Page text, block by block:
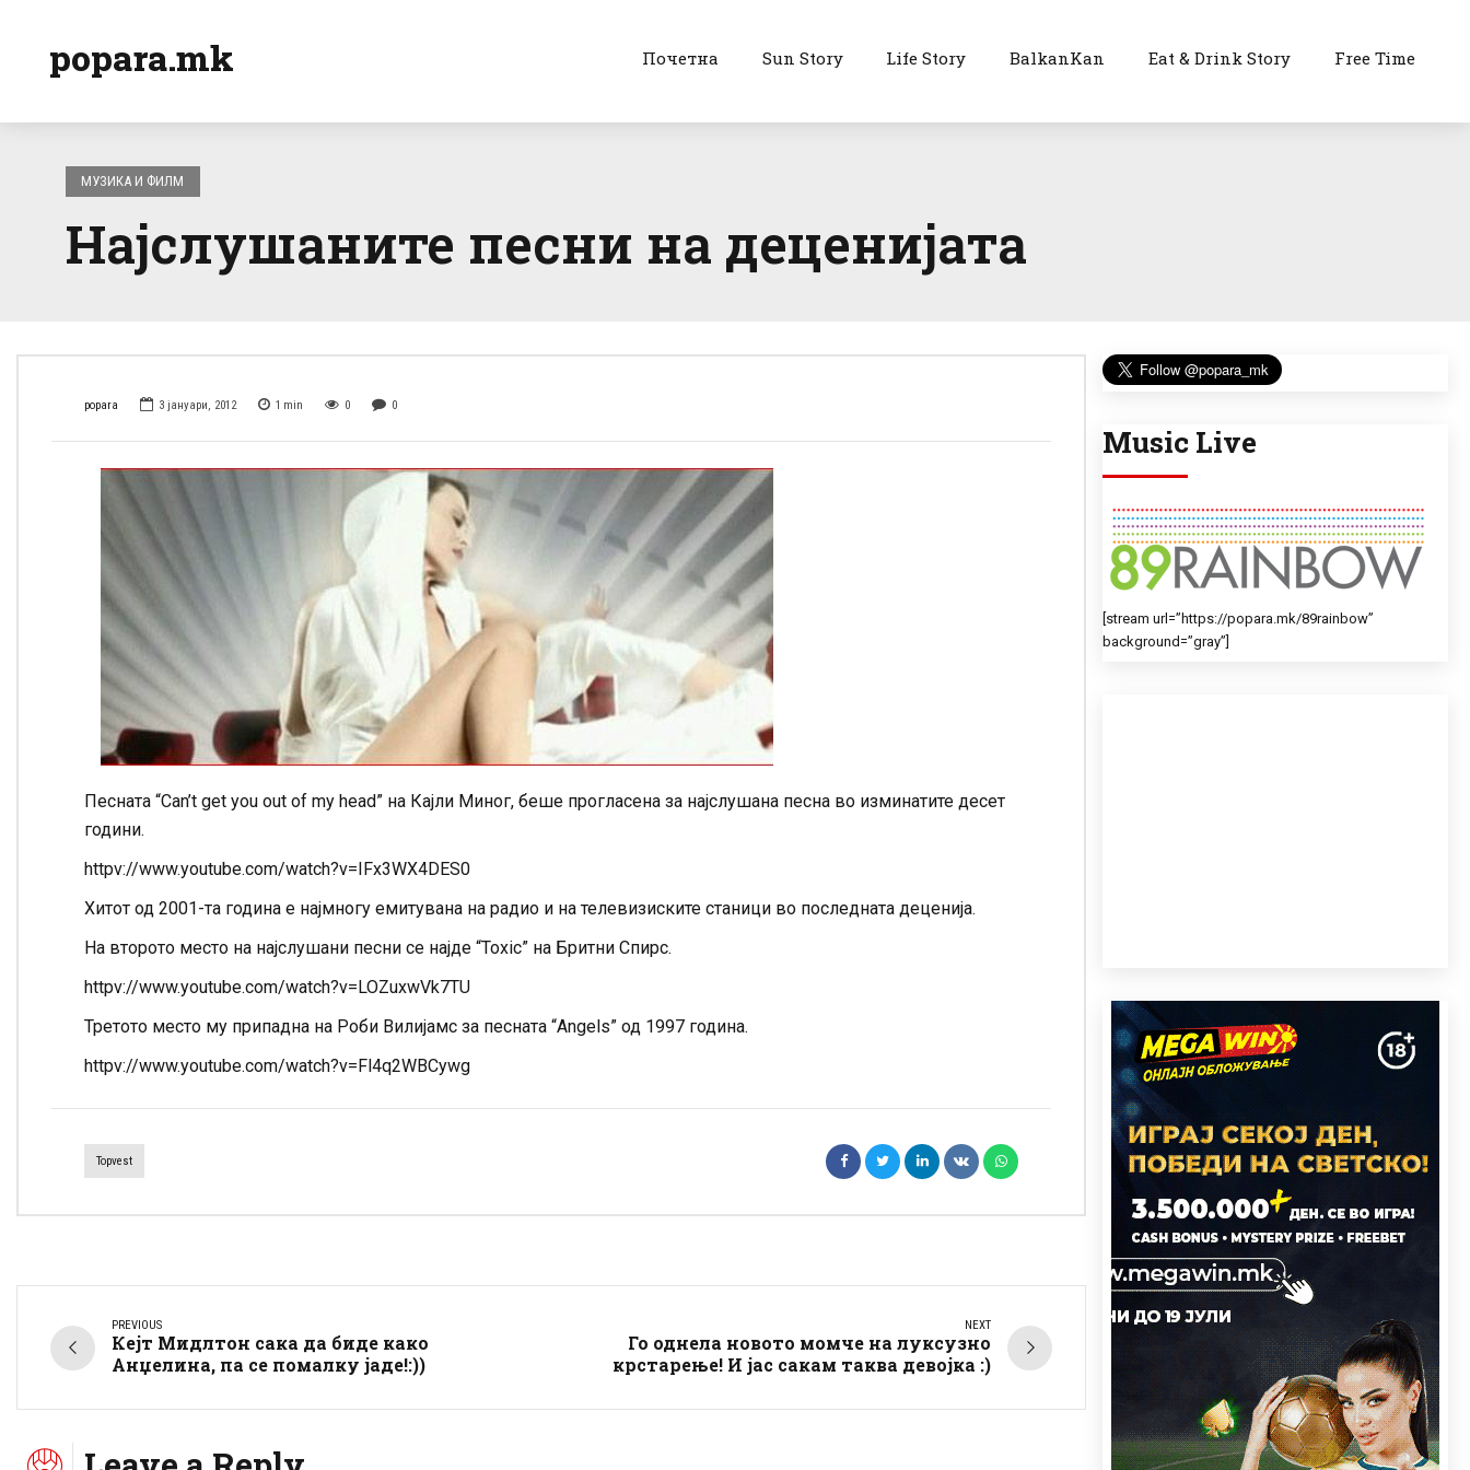
popara.mk Почетна Sun Story Life Story BalkanKan Eat & Drink Story Free Time
МУЗИКА И ФИЛМ
Најслушаните песни на деценијата
popara 3 јануари, 2012 1 min 0 0
Песната “Can’t get you out of my head” на Кајли Миног, беше прогласена за најслушана песна во изминатите десет
години.
httpv://www.youtube.com/watch?v=IFx3WX4DES0
Хитот од 2001-та година е најмногу емитувана на радио и на телевизиските станици во последната деценија.
На второто место на најслушани песни се најде “Toxic” на Бритни Спирс.
httpv://www.youtube.com/watch?v=LOZuxwVk7TU
Третото место му припадна на Роби Вилијамс за песната “Angels” од 1997 година.
httpv://www.youtube.com/watch?v=Fl4q2WBCywg
Topvest
PREVIOUS
Кејт Мидлтон сака да биде како
Анџелина, па се помалку јаде!:))
NEXT
Го однела новото момче на луксузно
крстарење! И јас сакам таква девојка :)
Music Live
[stream url=”https://popara.mk/89rainbow”
background=”gray”]